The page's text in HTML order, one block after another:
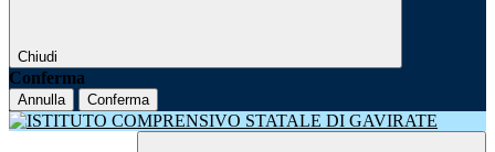
Chiudi
Conferma
Annulla Conferma